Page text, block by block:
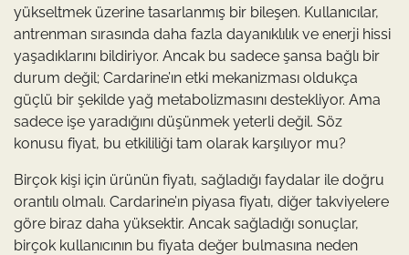
yükseltmek üzerine tasarlanmış bir bileşen. Kullanıcılar,
antrenman sırasında daha fazla dayanıklılık ve enerji hissi
yaşadıklarını bildiriyor. Ancak bu sadece şansa bağlı bir
durum değil; Cardarine’ın etki mekanizması oldukça
güçlü bir şekilde yağ metabolizmasını destekliyor. Ama
sadece işe yaradığını düşünmek yeterli değil. Söz
konusu fiyat, bu etkililiği tam olarak karşılıyor mu?
Birçok kişi için ürünün fiyatı, sağladığı faydalar ile doğru
orantılı olmalı. Cardarine’ın piyasa fiyatı, diğer takviyelere
göre biraz daha yüksektir. Ancak sağladığı sonuçlar,
birçok kullanıcının bu fiyata değer bulmasına neden